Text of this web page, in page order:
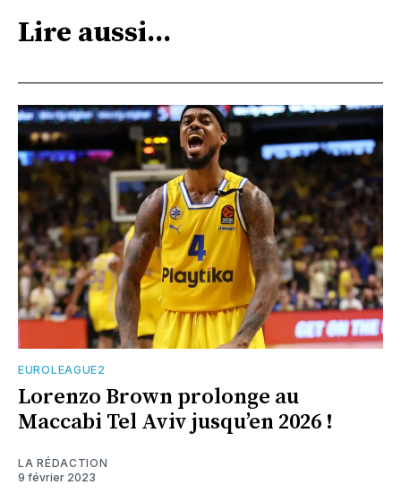
Lire aussi...
EUROLEAGUE2
Lorenzo Brown prolonge au
Maccabi Tel Aviv jusqu’en 2026 !
LA RÉDACTION
9 février 2023